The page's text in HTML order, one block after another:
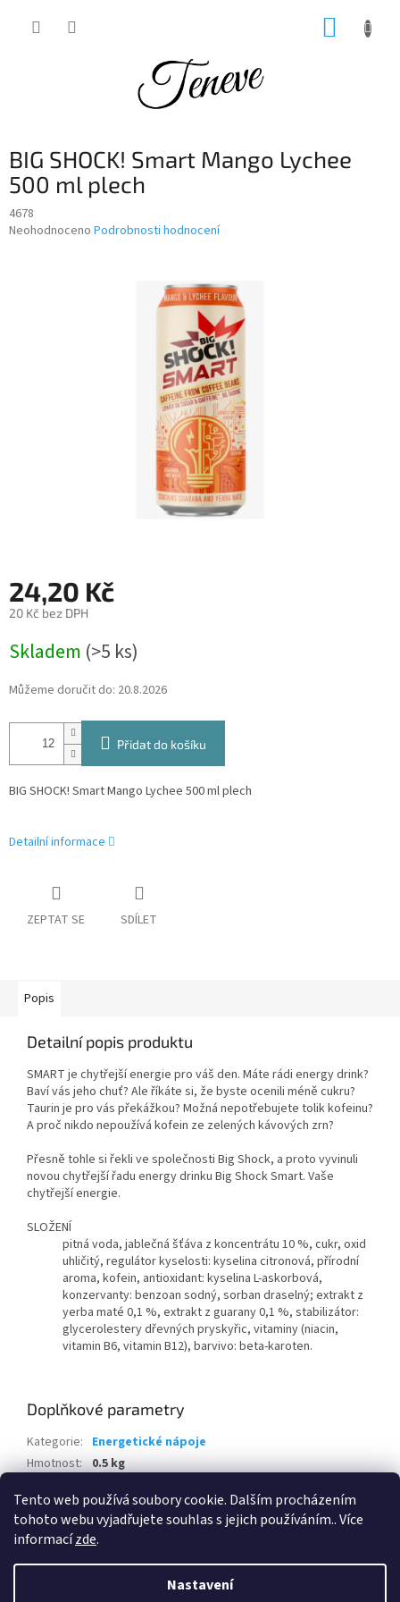
Tento web používá soubory cookie. Dalším procházením
tohoto webu vyjadřujete souhlas s jejich používáním.. Více
informacízde.
Nastavení
BIG SHOCK! Smart Mango Lychee
500 ml plech
4678
Průměrné
Neohodnoceno Podrobnosti hodnocení
24,20 Kč
20 Kč bez DPH
cena:
Skladem (>5 ks)
Můžeme doručit do: 20.8.2026
Přidat do košíku
BIG SHOCK! Smart Mango Lychee 500 ml plech
Detailní informace
ZEPTAT SE SDÍLET
Popis
Detailní popis produktu
SMART je chytřejší energie pro váš den. Máte rádi energy drink?
Baví vás jeho chuť? Ale říkáte si, že byste ocenili méně cukru?
Taurin je pro vás překážkou? Možná nepotřebujete tolik kofeinu?
A proč nikdo nepoužívá kofein ze zelených kávových zrn?
Přesně tohle si řekli ve společnosti Big Shock, a proto vyvinuli
novou chytřejší řadu energy drinku Big Shock Smart. Vaše
chytřejší energie.
SLOŽENÍ
pitná voda, jablečná šťáva z koncentrátu 10 %, cukr, oxid
uhličitý, regulátor kyselosti: kyselina citronová, přírodní
aroma, kofein, antioxidant: kyselina L-askorbová,
konzervanty: benzoan sodný, sorban draselný; extrakt z
yerba maté 0,1 %, extrakt z guarany 0,1 %, stabilizátor:
glycerolestery dřevných pryskyřic, vitaminy (niacin,
vitamin B6, vitamin B12), barvivo: beta-karoten.
Doplňkové parametry
Kategorie: Energetické nápoje
Hmotnost: 0.5 kg